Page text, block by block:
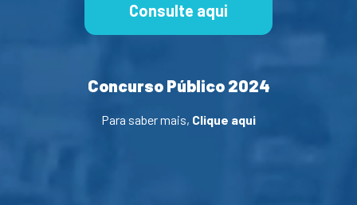
Consulte aqui
Concurso Público 2024
Para saber mais, Clique aqui